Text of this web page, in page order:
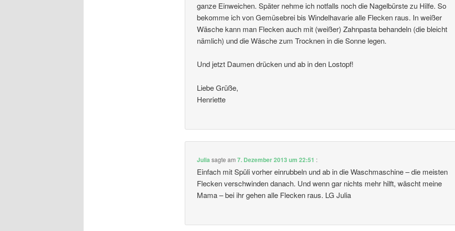
ganze Einweichen. Später nehme ich notfalls noch die Nagelbürste zu Hilfe. So
bekomme ich von Gemüsebrei bis Windelhavarie alle Flecken raus. In weißer
Wäsche kann man Flecken auch mit (weißer) Zahnpasta behandeln (die bleicht
nämlich) und die Wäsche zum Trocknen in die Sonne legen.
Und jetzt Daumen drücken und ab in den Lostopf!
Liebe Grüße,
Henriette
Julia sagte am7. Dezember 2013 um 22:51 :
Einfach mit Spüli vorher einrubbeln und ab in die Waschmaschine – die meisten
Flecken verschwinden danach. Und wenn gar nichts mehr hilft, wäscht meine
Mama – bei ihr gehen alle Flecken raus. LG Julia